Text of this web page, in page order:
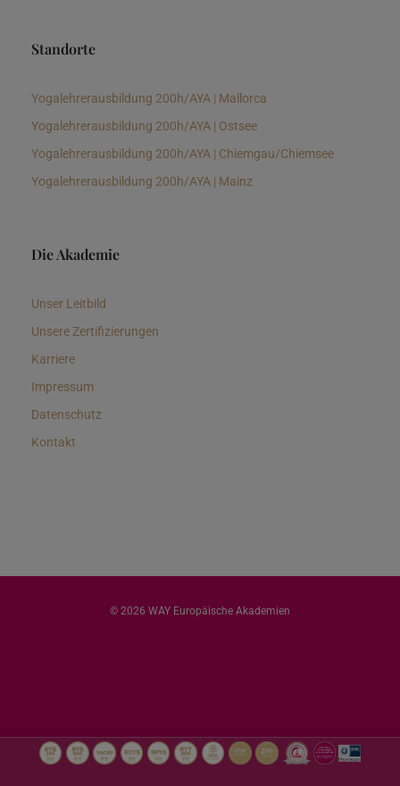
Standorte
Yogalehrerausbildung 200h/AYA | Mallorca
Yogalehrerausbildung 200h/AYA | Ostsee
Yogalehrerausbildung 200h/AYA | Chiemgau/Chiemsee
Yogalehrerausbildung 200h/AYA | Mainz
Die Akademie
Unser Leitbild
Unsere Zertifizierungen
Karriere
Impressum
Datenschutz
Kontakt
© 2026 WAY Europäische Akademien